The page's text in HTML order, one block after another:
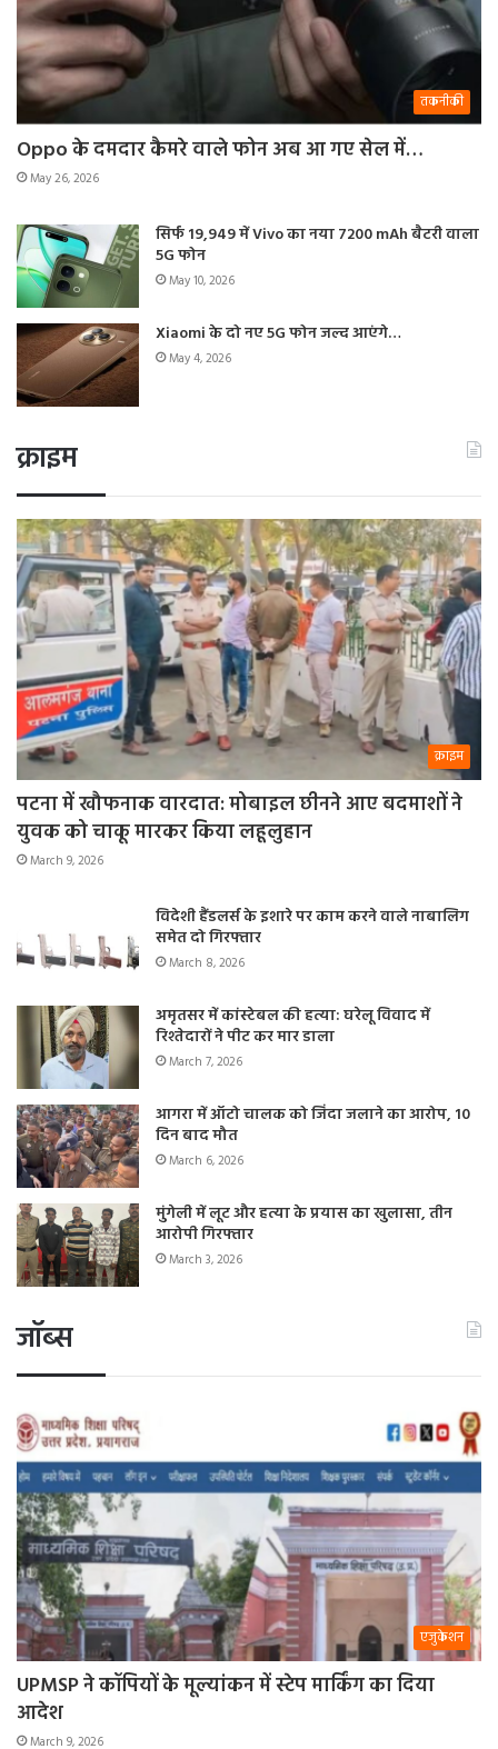
तकनीकी
Oppo के दमदार कैमरे वाले फोन अब आ गए सेल में…
May 26, 2026
सिर्फ 19,949 में Vivo का नया 7200 mAh बैटरी वाला
5G फोन
May 10, 2026
Xiaomi के दो नए 5G फोन जल्द आएंगे…
May 4, 2026
क्राइम
क्राइम
पटना में खौफनाक वारदात: मोबाइल छीनने आए बदमाशों ने
युवक को चाकू मारकर किया लहूलुहान
March 9, 2026
विदेशी हैंडलर्स के इशारे पर काम करने वाले नाबालिग
समेत दो गिरफ्तार
March 8, 2026
अमृतसर में कांस्टेबल की हत्या: घरेलू विवाद में
रिश्तेदारों ने पीट कर मार डाला
March 7, 2026
आगरा में ऑटो चालक को जिंदा जलाने का आरोप, 10
दिन बाद मौत
March 6, 2026
मुंगेली में लूट और हत्या के प्रयास का खुलासा, तीन
आरोपी गिरफ्तार
March 3, 2026
जॉब्स
एजुकेशन
UPMSP ने कॉपियों के मूल्यांकन में स्टेप मार्किंग का दिया
आदेश
March 9, 2026